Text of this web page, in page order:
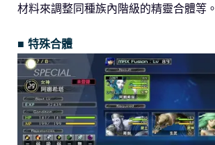
材料來調整同種族內階級的精靈合體等。
■ 特殊合體